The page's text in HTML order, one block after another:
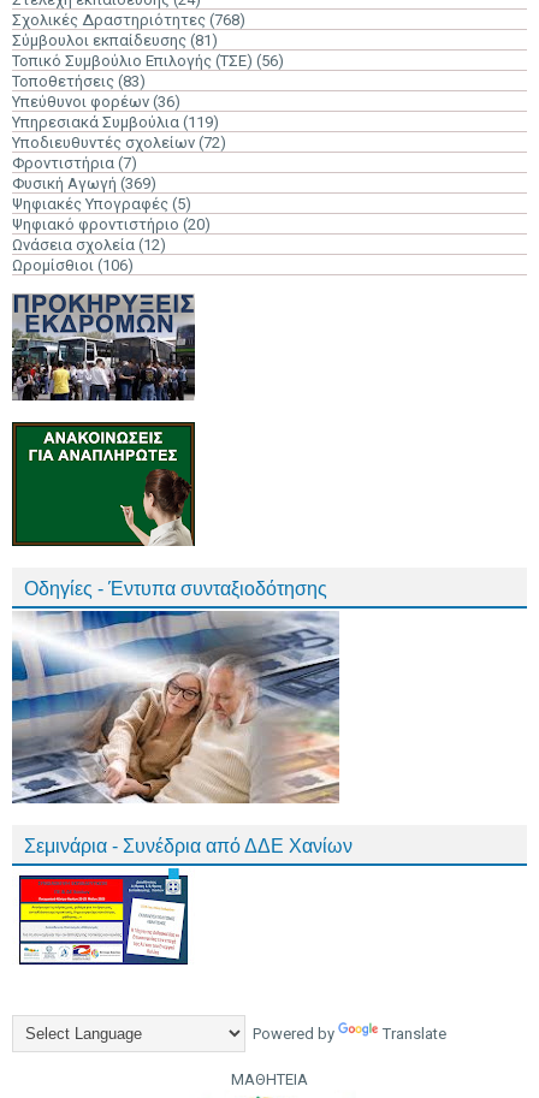
Σχολικές Δραστηριότητες (768)
Σύμβουλοι εκπαίδευσης (81)
Τοπικό Συμβούλιο Επιλογής (ΤΣΕ) (56)
Τοποθετήσεις (83)
Υπεύθυνοι φορέων (36)
Υπηρεσιακά Συμβούλια (119)
Υποδιευθυντές σχολείων (72)
Φροντιστήρια (7)
Φυσική Αγωγή (369)
Ψηφιακές Υπογραφές (5)
Ψηφιακό φροντιστήριο (20)
Ωνάσεια σχολεία (12)
Ωρομίσθιοι (106)
Οδηγίες - Έντυπα συνταξιοδότησης
Σεμινάρια - Συνέδρια από ΔΔΕ Χανίων
Powered by Translate
ΜΑΘΗΤΕΙΑ